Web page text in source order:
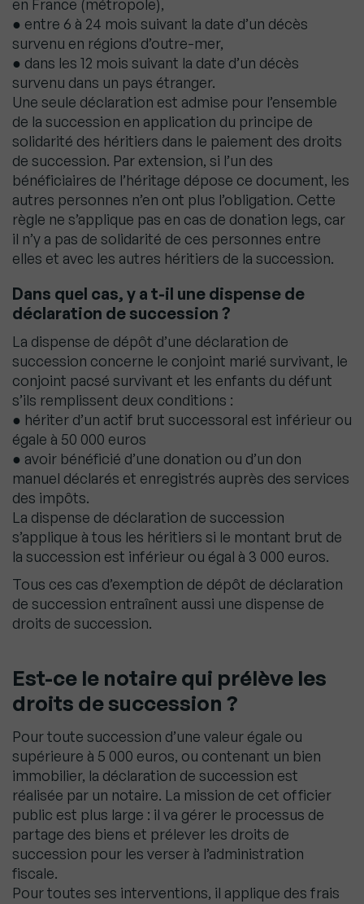
en France (métropole),
● entre 6 à 24 mois suivant la date d’un décès
survenu en régions d’outre-mer,
● dans les 12 mois suivant la date d’un décès
survenu dans un pays étranger.
Une seule déclaration est admise pour l’ensemble
de la succession en application du principe de
solidarité des héritiers dans le paiement des droits
de succession. Par extension, si l’un des
bénéficiaires de l’héritage dépose ce document, les
autres personnes n’en ont plus l’obligation. Cette
règle ne s’applique pas en cas de donation legs, car
il n’y a pas de solidarité de ces personnes entre
elles et avec les autres héritiers de la succession.
Dans quel cas, y a t-il une dispense de
déclaration de succession ?
La dispense de dépôt d’une déclaration de
succession concerne le conjoint marié survivant, le
conjoint pacsé survivant et les enfants du défunt
s’ils remplissent deux conditions :
● hériter d’un actif brut successoral est inférieur ou
égale à 50 000 euros
● avoir bénéficié d’une donation ou d’un don
manuel déclarés et enregistrés auprès des services
des impôts.
La dispense de déclaration de succession
s’applique à tous les héritiers si le montant brut de
la succession est inférieur ou égal à 3 000 euros.
Tous ces cas d’exemption de dépôt de déclaration
de succession entraînent aussi une dispense de
droits de succession.
Est-ce le notaire qui prélève les
droits de succession ?
Pour toute succession d’une valeur égale ou
supérieure à 5 000 euros, ou contenant un bien
immobilier, la déclaration de succession est
réalisée par un notaire. La mission de cet officier
public est plus large : il va gérer le processus de
partage des biens et prélever les droits de
succession pour les verser à l’administration
fiscale.
Pour toutes ses interventions, il applique des frais